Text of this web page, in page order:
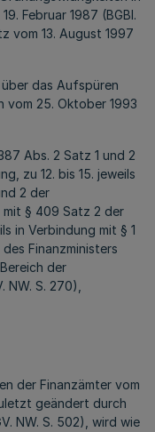
Februar 1987 (BGBl.
vom 13. August 1997
über das Aufspüren
vom 25. Oktober 1993
Abs. 2 Satz 1 und 2
zu 12. bis 15. jeweils
2 der
mit § 409 Satz 2 der
in Verbindung mit § 1
Finanzministers
der
NW. S. 270),
der Finanzämter vom
geändert durch
NW. S. 502), wird wie